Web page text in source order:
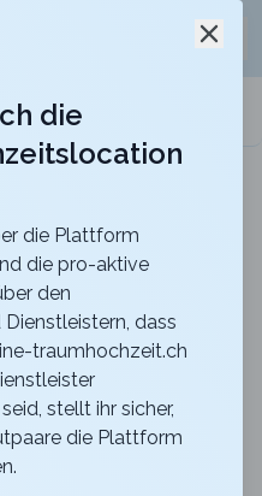
Aussicht mitten in
& Stube
die
die Plattform
die pro-aktive
den
dass
traumhochzeit.ch
stellt ihr sicher,
die Plattform